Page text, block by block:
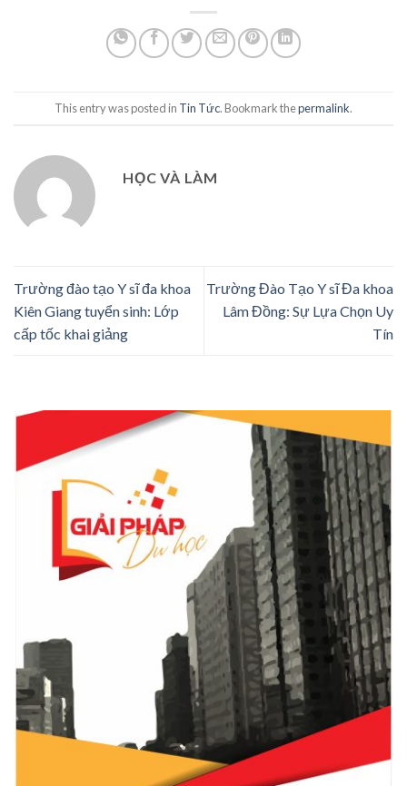
This entry was posted in Tin Tức. Bookmark thepermalink.
HỌC VÀ LÀM
Trường đào tạo Y sĩ đa khoa
Kiên Giang tuyển sinh: Lớp
cấp tốc khai giảng
Trường Đào Tạo Y sĩ Đa khoa
Lâm Đồng: Sự Lựa Chọn Uy
Tín